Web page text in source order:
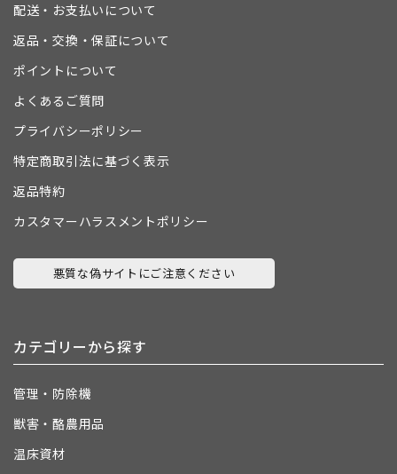
配送・お支払いについて
返品・交換・保証について
ポイントについて
よくあるご質問
プライバシーポリシー
特定商取引法に基づく表示
返品特約
カスタマーハラスメントポリシー
悪質な偽サイトにご注意ください
カテゴリーから探す
管理・防除機
獣害・酪農用品
温床資材